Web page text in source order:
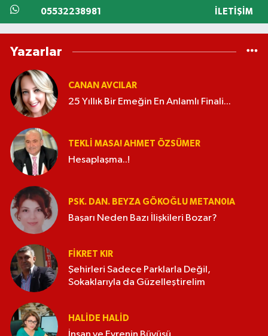
05532238981 İLETIŞIM
Yazarlar
CANAN AVCILAR
25 Yıllık Bir Emeğin En Anlamlı Finali...
TEKLI MASA! AHMET ÖZSÜMER
Hesaplaşma..!
PSK. DAN. BEYZA GÖKOĞLU METAN0IA
Başarı Neden Bazı İlişkileri Bozar?
FIKRET KIR
Şehirleri Sadece Parklarla Değil,
Sokaklarıyla da Güzelleştirelim
HALIDE HALID